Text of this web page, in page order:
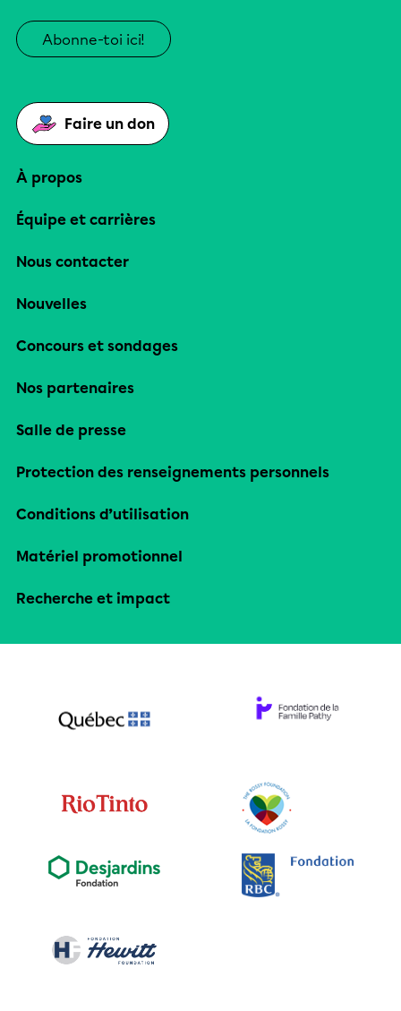
Abonne-toi ici!
Faire un don
À propos
Équipe et carrières
Nous contacter
Nouvelles
Concours et sondages
Nos partenaires
Salle de presse
Protection des renseignements personnels
Conditions d’utilisation
Matériel promotionnel
Recherche et impact